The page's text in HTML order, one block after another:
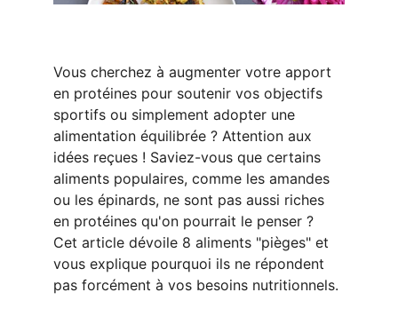
Vous cherchez à augmenter votre apport
en protéines pour soutenir vos objectifs
sportifs ou simplement adopter une
alimentation équilibrée ? Attention aux
idées reçues ! Saviez-vous que certains
aliments populaires, comme les amandes
ou les épinards, ne sont pas aussi riches
en protéines qu'on pourrait le penser ?
Cet article dévoile 8 aliments "pièges" et
vous explique pourquoi ils ne répondent
pas forcément à vos besoins nutritionnels.